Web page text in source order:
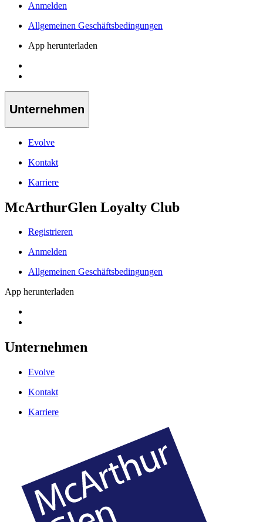
Anmelden
Allgemeinen Geschäftsbedingungen
App herunterladen
Unternehmen
Evolve
Kontakt
Karriere
McArthurGlen Loyalty Club
Registrieren
Anmelden
Allgemeinen Geschäftsbedingungen
App herunterladen
Unternehmen
Evolve
Kontakt
Karriere